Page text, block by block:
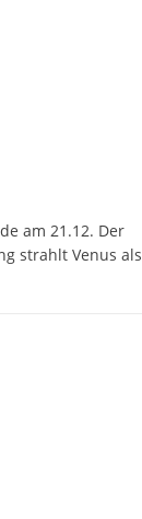
am 21.12. Der
strahlt Venus als